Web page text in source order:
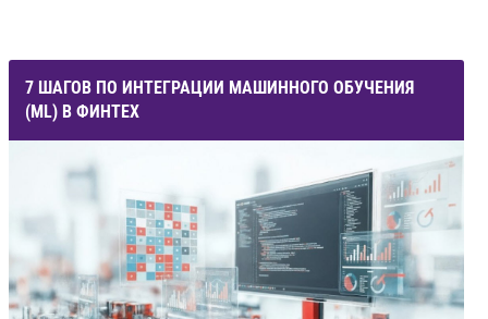
7 ШАГОВ ПО ИНТЕГРАЦИИ МАШИННОГО ОБУЧЕНИЯ
(ML) В ФИНТЕХ